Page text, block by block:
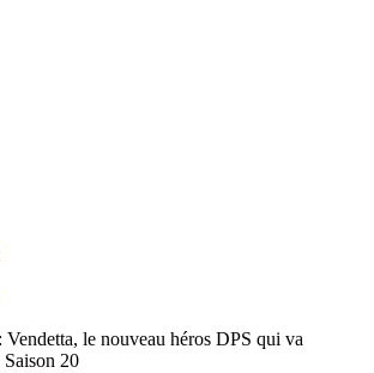
le nouveau héros DPS qui va
20